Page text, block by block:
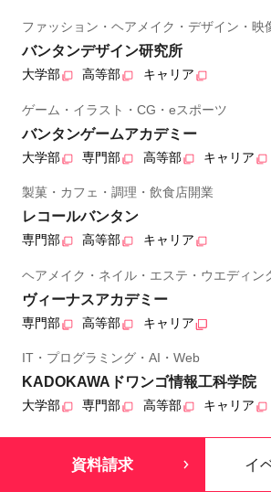
ファッション・ヘアメイク・デザイン・映
バンタンデザイン研究所
大学部 高等部 キャリア
ゲーム・イラスト・CG・eスポーツ
バンタンゲームアカデミー
大学部 専門部 高等部 キャリア
製菓・カフェ・調理・飲食店開業
レコールバンタン
専門部 高等部 キャリア
ヘアメイク・ネイル・エステ・ウエディン
ヴィーナスアカデミー
専門部 高等部 キャリア
IT・プログラミング・AI・Web
KADOKAWAドワンゴ情報工科学院
大学部 専門部 高等部 キャリア
バンタンクリエイターアカデミー
資料請求 イ